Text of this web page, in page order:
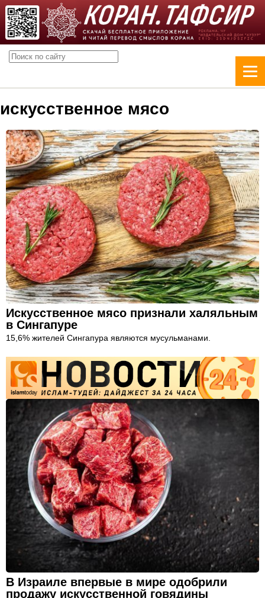
искусственное мясо
Искусственное мясо признали халяльным
в Сингапуре
15,6% жителей Сингапура являются мусульманами.
В Израиле впервые в мире одобрили
продажу искусственной говядины